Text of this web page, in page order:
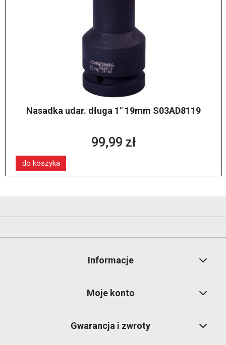
Nasadka udar. długa 1" 19mm S03AD8119
99,99 zł
do koszyka
Informacje
Moje konto
Gwarancja i zwroty